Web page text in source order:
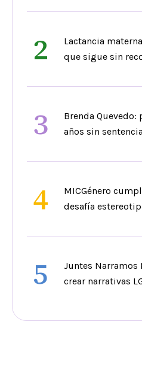
2
Lactancia
que sigue sin
3
Brenda
años sin sentencia
4
MICGénero
desafía
5
Juntes Narramos
crear narrativas